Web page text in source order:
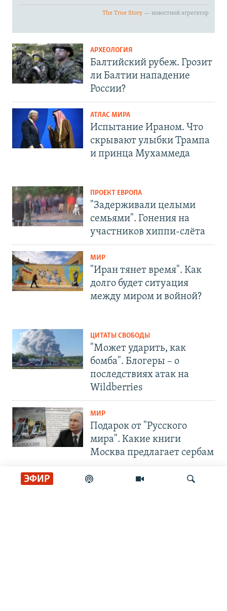
ЭФИР
АРХЕОЛОГИЯ
Балтийский рубеж. Грозит
ли Балтии нападение
России?
АТЛАС МИРА
Испытание Ираном. Что
скрывают улыбки Трампа
и принца Мухаммеда
ПРОЕКТ ЕВРОПА
"Задерживали целыми
семьями". Гонения на
участников хиппи-слёта
МИР
"Иран тянет время". Как
долго будет ситуация
между миром и войной?
ЦИТАТЫ СВОБОДЫ
"Может ударить, как
бомба". Блогеры – о
последствиях атак на
Wildberries
МИР
Подарок от "Русского
мира". Какие книги
Москва предлагает сербам